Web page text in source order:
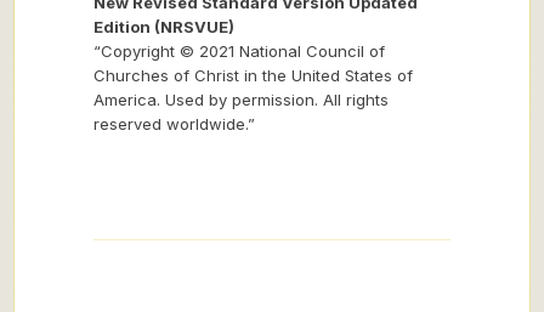
Edition (NRSVUE)
“Copyright © 2021 National Council of
Churches of Christ in the United States of
America. Used by permission. All rights
reserved worldwide.”